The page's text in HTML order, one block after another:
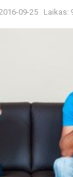
09-25 Laikas: